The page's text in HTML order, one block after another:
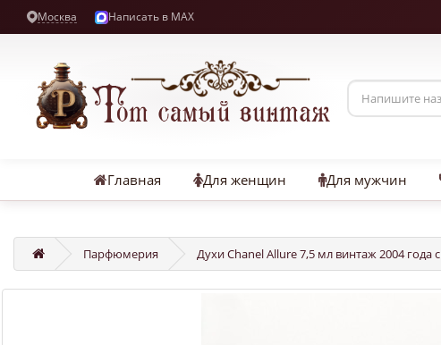
Москва Написать в MAX
Главная Для женщин Для мужчин
Парфюмерия Духи Chanel Allure 7,5 мл винтаж 2004 года